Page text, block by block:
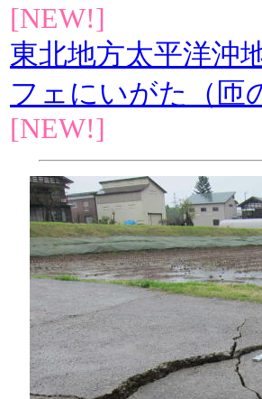
[NEW!]
東北地方太平洋沖
フェにいがた（匝
[NEW!]